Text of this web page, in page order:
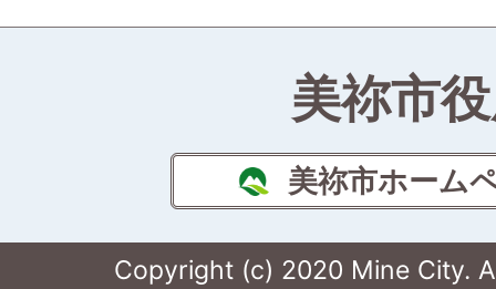
美祢市
美祢市ホーム
Copyright (c) 2020 Mine City.